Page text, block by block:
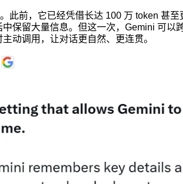
此前，它已经凭借长达 100 万 token 甚
保留大量信息。但这一次，Gemini 可以
动调用，让对话更自然、更连贯。